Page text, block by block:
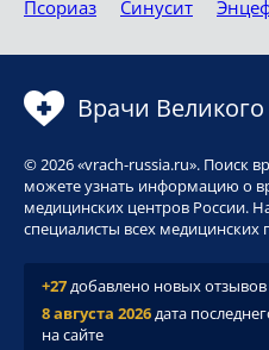
Псориаз
Синусит
Врачи
© 2026 «vrach-russia.ru». Поиск
можете узнать информацию о
медицинских центров России.
специалисты всех медицинских
+27добавлено новых отзывов
8 августа 2026дата
на сайте